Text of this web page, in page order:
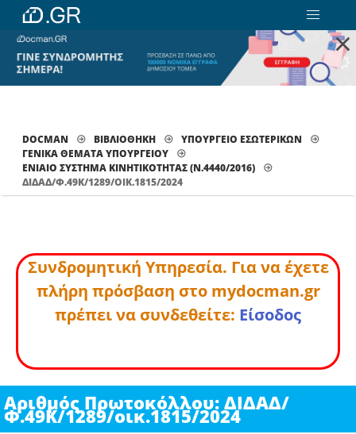
×
DOCMAN ΒΙΒΛΙΟΘΗΚΗ
ΥΠΟΥΡΓΕΙΟ ΕΣΩΤΕΡΙΚΩΝ
ΓΕΝΙΚΑ ΘΕΜΑΤΑ ΥΠΟΥΡΓΕΙΟΥ
ΕΝΙΑΊΟ ΣΎΣΤΗΜΑ ΚΙΝΗΤΙΚΌΤΗΤΑΣ (Ν.4440/2016)
ΔΙΔΑΔ/Φ.49Κ/1289/ΟΙΚ.1815/2024
Συνδρομητική Υπηρεσία. Για να έχετε
πλήρη πρόσβαση στο mydocman.gr
πρέπει να συνδεθείτε: Είσοδος
Αριθμός Πρωτοκόλλου: ΔΙΔΑΔ/
Φ.49Κ/1289/οικ.1815/2024